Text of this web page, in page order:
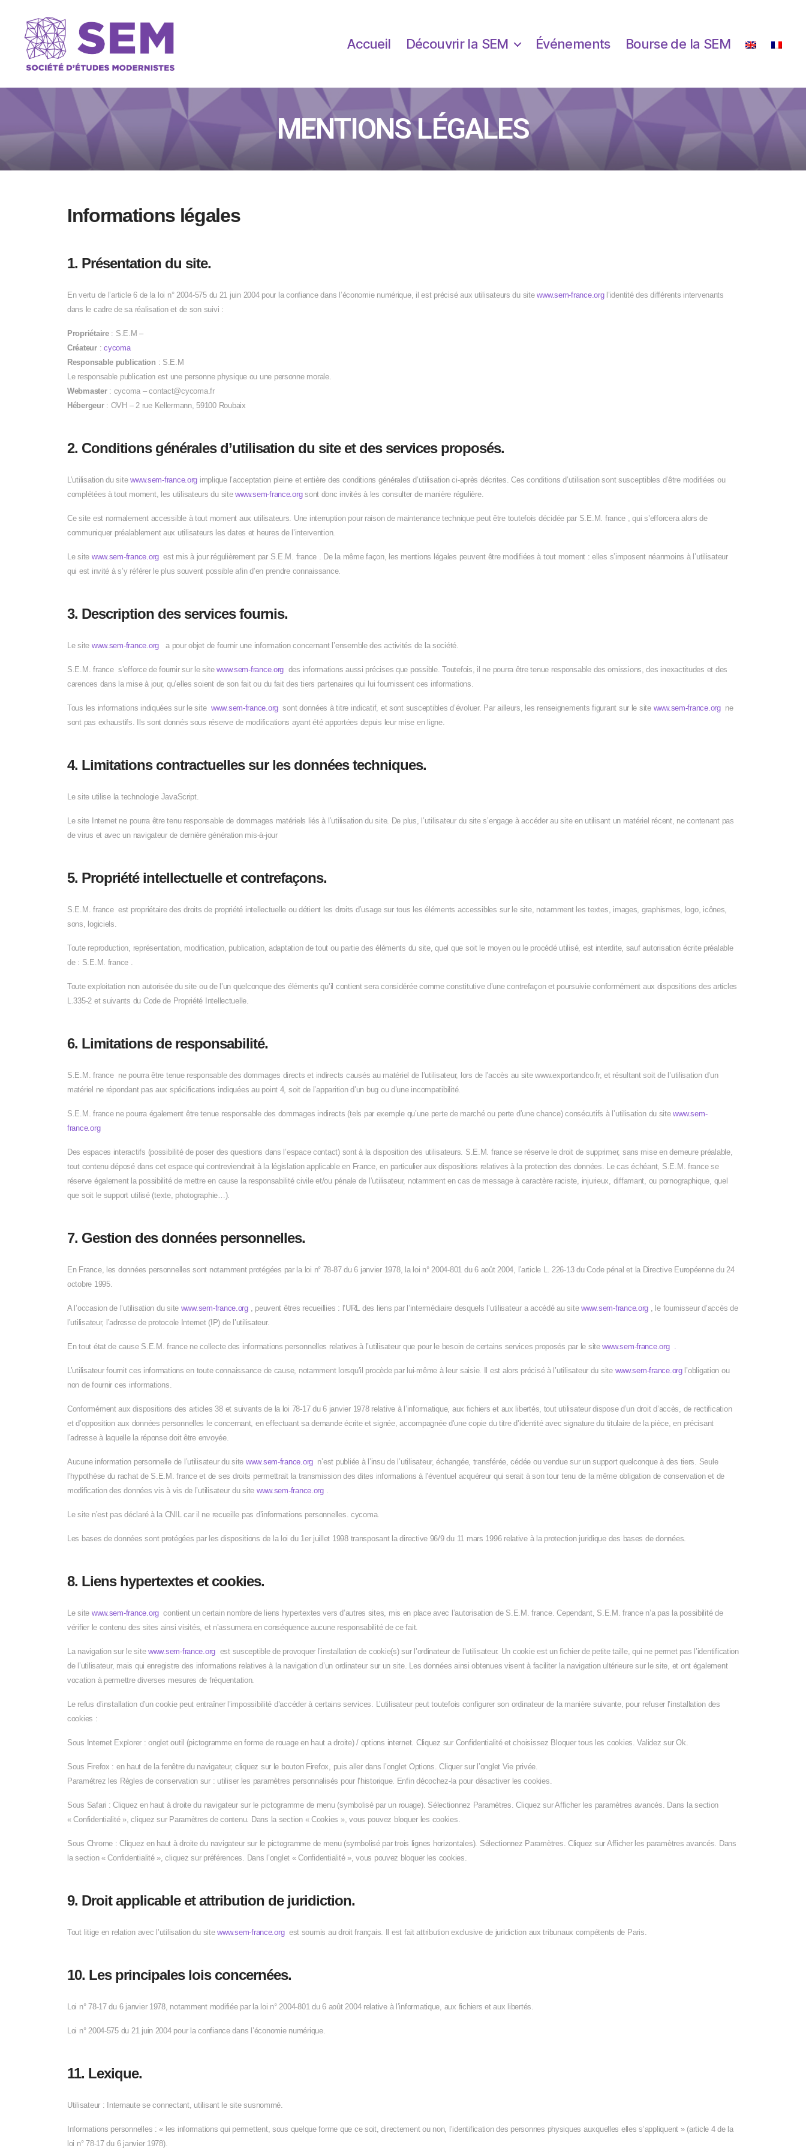
Accueil Découvrir la SEM Événements Bourse de la SEM
MENTIONS LÉGALES
Informations légales
1. Présentation du site.
En vertu de l’article 6 de la loi n° 2004-575 du 21 juin 2004 pour la confiance dans l’économie numérique, il est précisé aux utilisateurs du sitewww.sem-france.orgl’identité des différents intervenants
dans le cadre de sa réalisation et de son suivi :
Propriétaire: S.E.M –
Créateur:cycoma
Responsable publication : S.E.M
Le responsable publication est une personne physique ou une personne morale.
Webmaster: cycoma – contact@cycoma.fr
Hébergeur: OVH – 2 rue Kellermann, 59100 Roubaix
2. Conditions générales d’utilisation du site et des services proposés.
L’utilisation du sitewww.sem-france.org implique l’acceptation pleine et entière des conditions générales d’utilisation ci-après décrites. Ces conditions d’utilisation sont susceptibles d’être modifiées ou
complétées à tout moment, les utilisateurs du sitewww.sem-france.orgsont donc invités à les consulter de manière régulière.
Ce site est normalement accessible à tout moment aux utilisateurs. Une interruption pour raison de maintenance technique peut être toutefois décidée par S.E.M. france , qui s’efforcera alors de
communiquer préalablement aux utilisateurs les dates et heures de l’intervention.
Le site www.sem-france.org est mis à jour régulièrement par S.E.M. france . De la même façon, les mentions légales peuvent être modifiées à tout moment : elles s’imposent néanmoins à l’utilisateur
qui est invité à s’y référer le plus souvent possible afin d’en prendre connaissance.
3. Description des services fournis.
Le site www.sem-france.org a pour objet de fournir une information concernant l’ensemble des activités de la société.
S.E.M. france s’efforce de fournir sur le sitewww.sem-france.org des informations aussi précises que possible. Toutefois, il ne pourra être tenue responsable des omissions, des inexactitudes et des
carences dans la mise à jour, qu’elles soient de son fait ou du fait des tiers partenaires qui lui fournissent ces informations.
Tous les informations indiquées sur le site www.sem-france.org sont données à titre indicatif, et sont susceptibles d’évoluer. Par ailleurs, les renseignements figurant sur le site www.sem-france.org ne
sont pas exhaustifs. Ils sont donnés sous réserve de modifications ayant été apportées depuis leur mise en ligne.
4. Limitations contractuelles sur les données techniques.
Le site utilise la technologie JavaScript.
Le site Internet ne pourra être tenu responsable de dommages matériels liés à l’utilisation du site. De plus, l’utilisateur du site s’engage à accéder au site en utilisant un matériel récent, ne contenant pas
de virus et avec un navigateur de dernière génération mis-à-jour
5. Propriété intellectuelle et contrefaçons.
S.E.M. france est propriétaire des droits de propriété intellectuelle ou détient les droits d’usage sur tous les éléments accessibles sur le site, notamment les textes, images, graphismes, logo, icônes,
sons, logiciels.
Toute reproduction, représentation, modification, publication, adaptation de tout ou partie des éléments du site, quel que soit le moyen ou le procédé utilisé, est interdite, sauf autorisation écrite préalable
de : S.E.M. france .
Toute exploitation non autorisée du site ou de l’un quelconque des éléments qu’il contient sera considérée comme constitutive d’une contrefaçon et poursuivie conformément aux dispositions des articles
L.335-2 et suivants du Code de Propriété Intellectuelle.
6. Limitations de responsabilité.
S.E.M. france ne pourra être tenue responsable des dommages directs et indirects causés au matériel de l’utilisateur, lors de l’accès au site www.exportandco.fr, et résultant soit de l’utilisation d’un
matériel ne répondant pas aux spécifications indiquées au point 4, soit de l’apparition d’un bug ou d’une incompatibilité.
S.E.M. france ne pourra également être tenue responsable des dommages indirects (tels par exemple qu’une perte de marché ou perte d’une chance) consécutifs à l’utilisation du sitewww.sem-
france.org
Des espaces interactifs (possibilité de poser des questions dans l’espace contact) sont à la disposition des utilisateurs. S.E.M. france se réserve le droit de supprimer, sans mise en demeure préalable,
tout contenu déposé dans cet espace qui contreviendrait à la législation applicable en France, en particulier aux dispositions relatives à la protection des données. Le cas échéant, S.E.M. france se
réserve également la possibilité de mettre en cause la responsabilité civile et/ou pénale de l’utilisateur, notamment en cas de message à caractère raciste, injurieux, diffamant, ou pornographique, quel
que soit le support utilisé (texte, photographie…).
7. Gestion des données personnelles.
En France, les données personnelles sont notamment protégées par la loi n° 78-87 du 6 janvier 1978, la loi n° 2004-801 du 6 août 2004, l’article L. 226-13 du Code pénal et la Directive Européenne du 24
octobre 1995.
A l’occasion de l’utilisation du site www.sem-france.org , peuvent êtres recueillies : l’URL des liens par l’intermédiaire desquels l’utilisateur a accédé au sitewww.sem-france.org , le fournisseur d’accès de
l’utilisateur, l’adresse de protocole Internet (IP) de l’utilisateur.
En tout état de cause S.E.M. france ne collecte des informations personnelles relatives à l’utilisateur que pour le besoin de certains services proposés par le sitewww.sem-france.org .
L’utilisateur fournit ces informations en toute connaissance de cause, notamment lorsqu’il procède par lui-même à leur saisie. Il est alors précisé à l’utilisateur du site www.sem-france.org l’obligation ou
non de fournir ces informations.
Conformément aux dispositions des articles 38 et suivants de la loi 78-17 du 6 janvier 1978 relative à l’informatique, aux fichiers et aux libertés, tout utilisateur dispose d’un droit d’accès, de rectification
et d’opposition aux données personnelles le concernant, en effectuant sa demande écrite et signée, accompagnée d’une copie du titre d’identité avec signature du titulaire de la pièce, en précisant
l’adresse à laquelle la réponse doit être envoyée.
Aucune information personnelle de l’utilisateur du site www.sem-france.org n’est publiée à l’insu de l’utilisateur, échangée, transférée, cédée ou vendue sur un support quelconque à des tiers. Seule
l’hypothèse du rachat de S.E.M. france et de ses droits permettrait la transmission des dites informations à l’éventuel acquéreur qui serait à son tour tenu de la même obligation de conservation et de
modification des données vis à vis de l’utilisateur du site www.sem-france.org .
Le site n’est pas déclaré à la CNIL car il ne recueille pas d’informations personnelles. cycoma.
Les bases de données sont protégées par les dispositions de la loi du 1er juillet 1998 transposant la directive 96/9 du 11 mars 1996 relative à la protection juridique des bases de données.
8. Liens hypertextes et cookies.
Le site www.sem-france.org contient un certain nombre de liens hypertextes vers d’autres sites, mis en place avec l’autorisation de S.E.M. france. Cependant, S.E.M. france n’a pas la possibilité de
vérifier le contenu des sites ainsi visités, et n’assumera en conséquence aucune responsabilité de ce fait.
La navigation sur le site www.sem-france.org est susceptible de provoquer l’installation de cookie(s) sur l’ordinateur de l’utilisateur. Un cookie est un fichier de petite taille, qui ne permet pas l’identification
de l’utilisateur, mais qui enregistre des informations relatives à la navigation d’un ordinateur sur un site. Les données ainsi obtenues visent à faciliter la navigation ultérieure sur le site, et ont également
vocation à permettre diverses mesures de fréquentation.
Le refus d’installation d’un cookie peut entraîner l’impossibilité d’accéder à certains services. L’utilisateur peut toutefois configurer son ordinateur de la manière suivante, pour refuser l’installation des
cookies :
Sous Internet Explorer : onglet outil (pictogramme en forme de rouage en haut a droite) / options internet. Cliquez sur Confidentialité et choisissez Bloquer tous les cookies. Validez sur Ok.
Sous Firefox : en haut de la fenêtre du navigateur, cliquez sur le bouton Firefox, puis aller dans l’onglet Options. Cliquer sur l’onglet Vie privée.
Paramétrez les Règles de conservation sur : utiliser les paramètres personnalisés pour l’historique. Enfin décochez-la pour désactiver les cookies.
Sous Safari : Cliquez en haut à droite du navigateur sur le pictogramme de menu (symbolisé par un rouage). Sélectionnez Paramètres. Cliquez sur Afficher les paramètres avancés. Dans la section
« Confidentialité », cliquez sur Paramètres de contenu. Dans la section « Cookies », vous pouvez bloquer les cookies.
Sous Chrome : Cliquez en haut à droite du navigateur sur le pictogramme de menu (symbolisé par trois lignes horizontales). Sélectionnez Paramètres. Cliquez sur Afficher les paramètres avancés. Dans
la section « Confidentialité », cliquez sur préférences. Dans l’onglet « Confidentialité », vous pouvez bloquer les cookies.
9. Droit applicable et attribution de juridiction.
Tout litige en relation avec l’utilisation du sitewww.sem-france.org est soumis au droit français. Il est fait attribution exclusive de juridiction aux tribunaux compétents de Paris.
10. Les principales lois concernées.
Loi n° 78-17 du 6 janvier 1978, notamment modifiée par la loi n° 2004-801 du 6 août 2004 relative à l’informatique, aux fichiers et aux libertés.
Loi n° 2004-575 du 21 juin 2004 pour la confiance dans l’économie numérique.
11. Lexique.
Utilisateur : Internaute se connectant, utilisant le site susnommé.
Informations personnelles : « les informations qui permettent, sous quelque forme que ce soit, directement ou non, l’identification des personnes physiques auxquelles elles s’appliquent » (article 4 de la
loi n° 78-17 du 6 janvier 1978).